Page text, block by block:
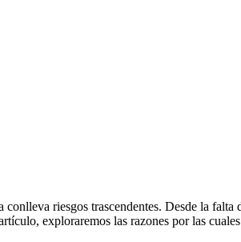
riesgos trascendentes. Desde la falta
exploraremos las razones por las